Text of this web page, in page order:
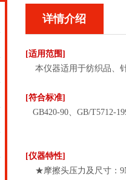
详情介绍
[适用范围]
本仪器适用于纺织品、
[符合标准]
GB420-90、GB/T5712-
[仪器特性]
★摩擦头压力及尺寸：